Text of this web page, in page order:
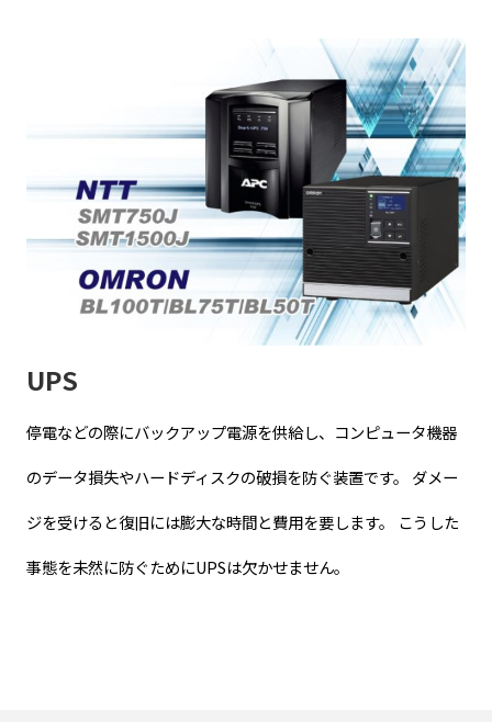
UPS
停電などの際にバックアップ電源を供給し、コンピュータ機器
のデータ損失やハードディスクの破損を防ぐ装置です。 ダメー
ジを受けると復旧には膨大な時間と費用を要します。 こうした
事態を未然に防ぐためにUPSは欠かせません。